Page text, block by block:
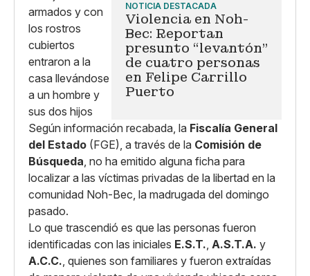
NOTICIA DESTACADA
Violencia en Noh-
Bec: Reportan
presunto “levantón"
de cuatro personas
en Felipe Carrillo
Puerto
Según información recabada, la Fiscalía General
del Estado (FGE), a través de la Comisión de
Búsqueda, no ha emitido alguna ficha para
localizar a las víctimas privadas de la libertad en la
comunidad Noh-Bec, la madrugada del domingo
pasado.
Lo que trascendió es que las personas fueron
identificadas con las iniciales E.S.T., A.S.T.A. y
A.C.C., quienes son familiares y fueron extraídas